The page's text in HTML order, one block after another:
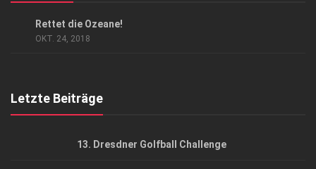
Rettet die Ozeane!
OKT. 24, 2018
Letzte Beiträge
13. Dresdner Golfball Challenge